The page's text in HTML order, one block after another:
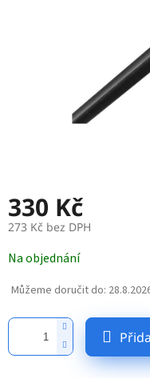
330 Kč
273 Kč bez DPH
cena:
Na objednání
Můžeme doručit do: